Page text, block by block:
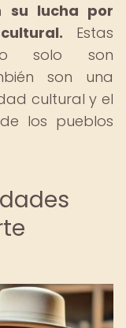
su lucha por
Estas
solo son
son una
cultural y el
los pueblos